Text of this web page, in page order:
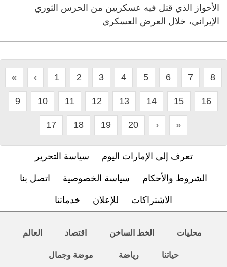
الأحواز الذي قتل فيه عسكريين من الحرس الثوري
الإيراني، خلال العرض العسكري
« ‹ 1 2 3 4 5 6 7 8
9 10 11 12 13 14 15 16
17 18 19 20 › »
تعرف إلى الإمارات اليوم سياسة التحرير
الشروط والأحكام سياسة الخصوصية اتصل بنا
الاشتراكات للإعلان خدماتنا
محليات الخط الساخن اقتصاد العالم
حياتنا رياضة موضة وجمال